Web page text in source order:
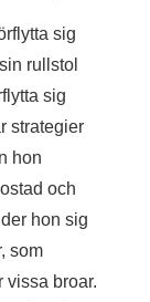
sig
rullstol
sig
strategier
hon
och
hon sig
som
vissa broar.